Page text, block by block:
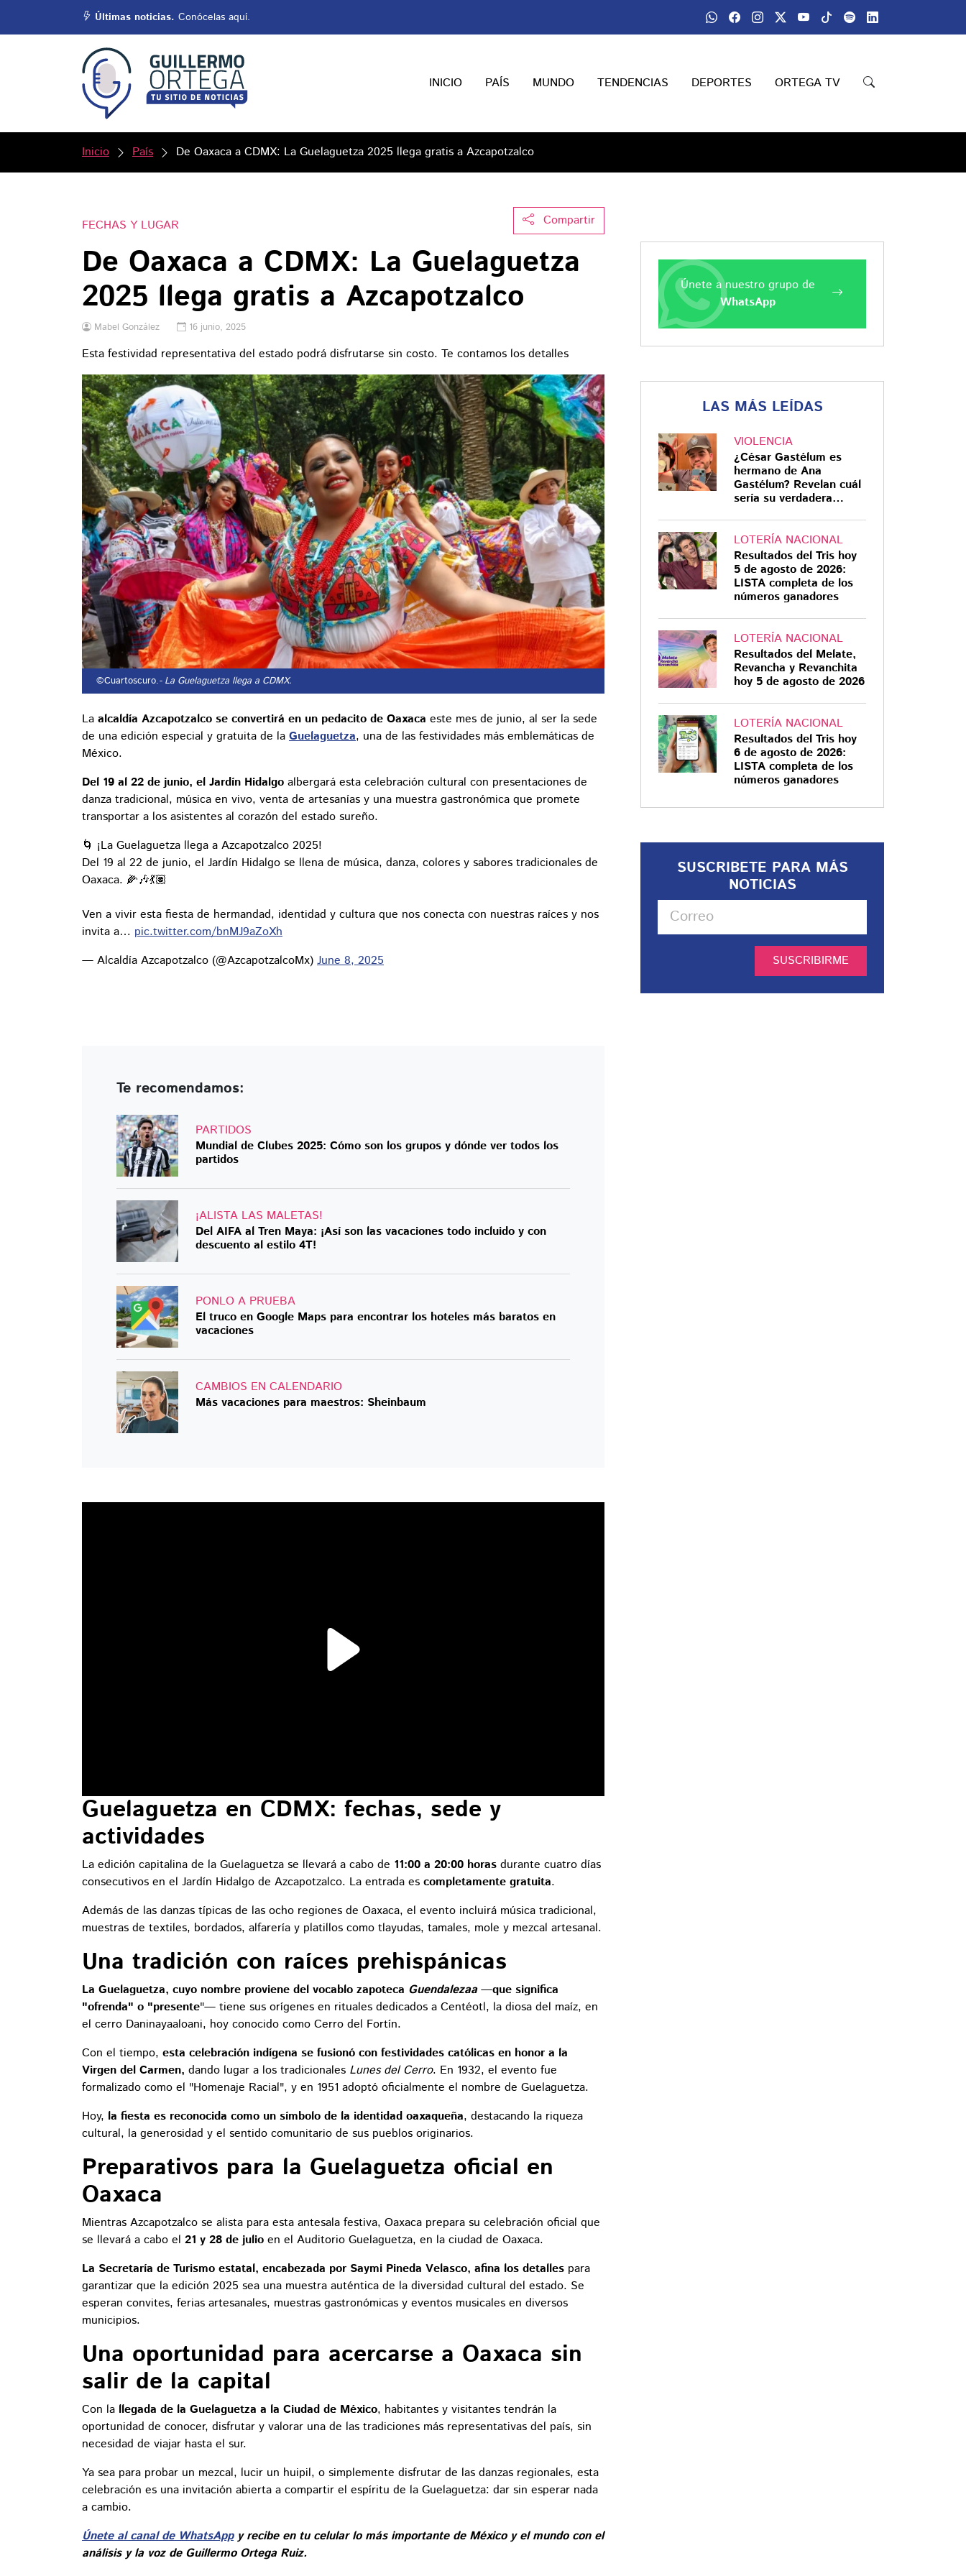
Últimas noticias. Conócelas aquí.
INICIO PAÍS MUNDO TENDENCIAS DEPORTES ORTEGA TV
Inicio País De Oaxaca a CDMX: La Guelaguetza 2025 llega gratis a Azcapotzalco
Compartir
FECHAS Y LUGAR
De Oaxaca a CDMX: La Guelaguetza
2025 llega gratis a Azcapotzalco
Mabel González 16 junio, 2025
Esta festividad representativa del estado podrá disfrutarse sin costo. Te contamos los detalles
©Cuartoscuro.- La Guelaguetza llega a CDMX.
La alcaldía Azcapotzalco se convertirá en un pedacito de Oaxaca este mes de junio, al ser la sede
de una edición especial y gratuita de la Guelaguetza, una de las festividades más emblemáticas de
México.
Del 19 al 22 de junio, el Jardín Hidalgo albergará esta celebración cultural con presentaciones de
danza tradicional, música en vivo, venta de artesanías y una muestra gastronómica que promete
transportar a los asistentes al corazón del estado sureño.
🌀 ¡La Guelaguetza llega a Azcapotzalco 2025!
Del 19 al 22 de junio, el Jardín Hidalgo se llena de música, danza, colores y sabores tradicionales de
Oaxaca. 🌽🎶💃🏽
Ven a vivir esta fiesta de hermandad, identidad y cultura que nos conecta con nuestras raíces y nos
invita a… pic.twitter.com/bnMJ9aZoXh
— Alcaldía Azcapotzalco (@AzcapotzalcoMx) June 8, 2025
Te recomendamos:
PARTIDOS
Mundial de Clubes 2025: Cómo son los grupos y dónde ver todos los
partidos
¡ALISTA LAS MALETAS!
Del AIFA al Tren Maya: ¡Así son las vacaciones todo incluido y con
descuento al estilo 4T!
PONLO A PRUEBA
El truco en Google Maps para encontrar los hoteles más baratos en
vacaciones
CAMBIOS EN CALENDARIO
Más vacaciones para maestros: Sheinbaum
Guelaguetza en CDMX: fechas, sede y
actividades
La edición capitalina de la Guelaguetza se llevará a cabo de 11:00 a 20:00 horas durante cuatro días
consecutivos en el Jardín Hidalgo de Azcapotzalco. La entrada es completamente gratuita.
Además de las danzas típicas de las ocho regiones de Oaxaca, el evento incluirá música tradicional,
muestras de textiles, bordados, alfarería y platillos como tlayudas, tamales, mole y mezcal artesanal.
Una tradición con raíces prehispánicas
La Guelaguetza, cuyo nombre proviene del vocablo zapoteca Guendalezaa—que significa
"ofrenda" o "presente"— tiene sus orígenes en rituales dedicados a Centéotl, la diosa del maíz, en
el cerro Daninayaaloani, hoy conocido como Cerro del Fortín.
Con el tiempo, esta celebración indígena se fusionó con festividades católicas en honor a la
Virgen del Carmen, dando lugar a los tradicionales Lunes del Cerro. En 1932, el evento fue
formalizado como el "Homenaje Racial", y en 1951 adoptó oficialmente el nombre de Guelaguetza.
Hoy, la fiesta es reconocida como un símbolo de la identidad oaxaqueña, destacando la riqueza
cultural, la generosidad y el sentido comunitario de sus pueblos originarios.
Preparativos para la Guelaguetza oficial en
Oaxaca
Mientras Azcapotzalco se alista para esta antesala festiva, Oaxaca prepara su celebración oficial que
se llevará a cabo el 21 y 28 de julio en el Auditorio Guelaguetza, en la ciudad de Oaxaca.
La Secretaría de Turismo estatal, encabezada por Saymi Pineda Velasco, afina los detalles para
garantizar que la edición 2025 sea una muestra auténtica de la diversidad cultural del estado. Se
esperan convites, ferias artesanales, muestras gastronómicas y eventos musicales en diversos
municipios.
Una oportunidad para acercarse a Oaxaca sin
salir de la capital
Con la llegada de la Guelaguetza a la Ciudad de México, habitantes y visitantes tendrán la
oportunidad de conocer, disfrutar y valorar una de las tradiciones más representativas del país, sin
necesidad de viajar hasta el sur.
Ya sea para probar un mezcal, lucir un huipil, o simplemente disfrutar de las danzas regionales, esta
celebración es una invitación abierta a compartir el espíritu de la Guelaguetza: dar sin esperar nada
a cambio.
Únete al canal de WhatsAppy recibe en tu celular lo más importante de México y el mundo con el
análisis y la voz de Guillermo Ortega Ruiz.
Únete a nuestro grupo de
WhatsApp
LAS MÁS LEÍDAS
VIOLENCIA
¿César Gastélum es
hermano de Ana
Gastélum? Revelan cuál
sería su verdadera
LOTERÍA NACIONAL
Resultados del Tris hoy
5 de agosto de 2026:
LISTA completa de los
números ganadores
LOTERÍA NACIONAL
Resultados del Melate,
Revancha y Revanchita
hoy 5 de agosto de 2026
LOTERÍA NACIONAL
Resultados del Tris hoy
6 de agosto de 2026:
LISTA completa de los
números ganadores
SUSCRIBETE PARA MÁS
NOTICIAS
SUSCRIBIRME